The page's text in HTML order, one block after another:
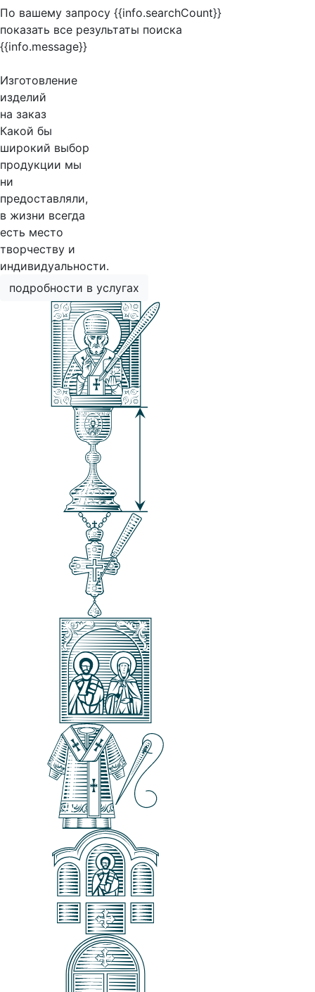
По вашему запросу {{info.searchCount}}
показать все результаты поиска
{{info.message}}
Изготовление
изделий
на заказ
Какой бы
широкий выбор
продукции мы
ни
предоставляли,
в жизни всегда
есть место
творчеству и
индивидуальности.
подробности в услугах